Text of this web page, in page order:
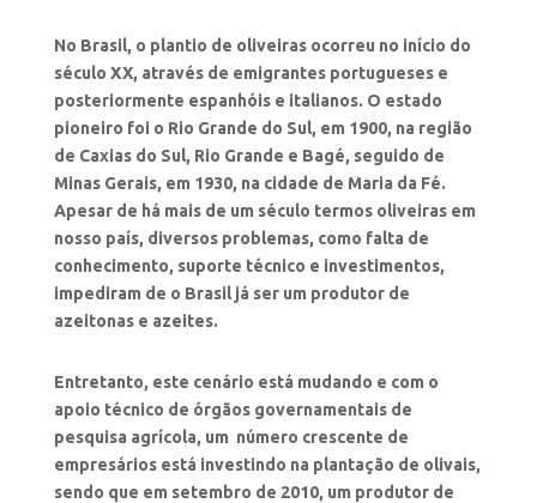
No Brasil, o plantio de oliveiras ocorreu no início do
século XX, através de emigrantes portugueses e
posteriormente espanhóis e italianos. O estado
pioneiro foi o Rio Grande do Sul, em 1900, na região
de Caxias do Sul, Rio Grande e Bagé, seguido de
Minas Gerais, em 1930, na cidade de Maria da Fé.
Apesar de há mais de um século termos oliveiras em
nosso país, diversos problemas, como falta de
conhecimento, suporte técnico e investimentos,
impediram de o Brasil já ser um produtor de
azeitonas e azeites.
Entretanto, este cenário está mudando e com o
apoio técnico de órgãos governamentais de
pesquisa agrícola, um número crescente de
empresários está investindo na plantação de olivais,
sendo que em setembro de 2010, um produtor de